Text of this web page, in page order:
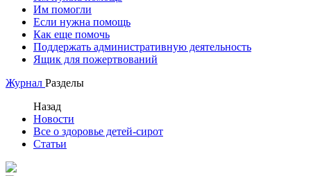
Им помогли
Если нужна помощь
Как еще помочь
Поддержать административную деятельность
Ящик для пожертвований
Журнал Разделы
Назад
Новости
Все о здоровье детей-сирот
Статьи